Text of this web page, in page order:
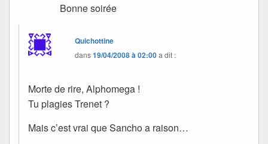
Bonne soirée
Quichottine
dans19/04/2008 à 02:00a dit :
Morte de rire, Alphomega !
Tu plagies Trenet ?
Mais c’est vrai que Sancho a raison…